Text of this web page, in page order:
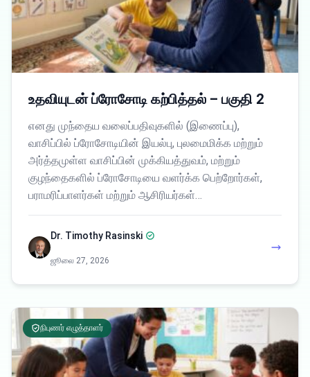
உதவியுடன் ப்ரோசோடி கற்பித்தல் – பகுதி 2
எனது முந்தைய வலைப்பதிவுகளில் (இணைப்பு),
வாசிப்பில் ப்ரோசோடியின் இயல்பு, புலமைமிக்க மற்றும்
அர்த்தமுள்ள வாசிப்பின் முக்கியத்துவம், மற்றும்
குழந்தைகளில் ப்ரோசோடியை வளர்க்க பெற்றோர்கள்,
பராமரிப்பாளர்கள் மற்றும் ஆசிரியர்கள்…
Dr. Timothy Rasinski
ஜூலை 27, 2026
நிபுணர் எழுத்தாளர்